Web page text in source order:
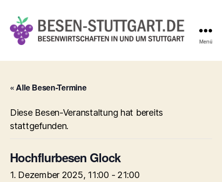
Stuttgart.de
Menü
« Alle Besen-Termine
Diese Besen-Veranstaltung hat bereits
stattgefunden.
Hochflurbesen Glock
1. Dezember 2025, 11:00 - 21:00